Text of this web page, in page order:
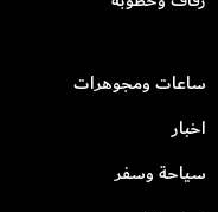
ساعات ومجوهرات
اخبار
سياحة وسفر